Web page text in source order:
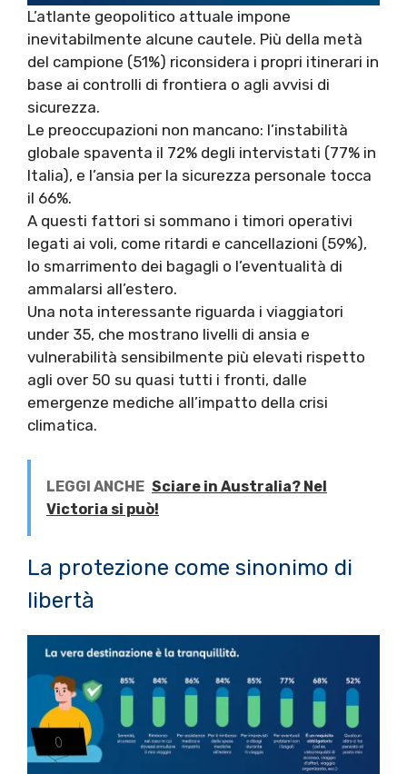
L’atlante geopolitico attuale impone
inevitabilmente alcune cautele. Più della metà
del campione (51%) riconsidera i propri itinerari in
base ai controlli di frontiera o agli avvisi di
sicurezza.
Le preoccupazioni non mancano: l’instabilità
globale spaventa il 72% degli intervistati (77% in
Italia), e l’ansia per la sicurezza personale tocca
il 66%.
A questi fattori si sommano i timori operativi
legati ai voli, come ritardi e cancellazioni (59%),
lo smarrimento dei bagagli o l’eventualità di
ammalarsi all’estero.
Una nota interessante riguarda i viaggiatori
under 35, che mostrano livelli di ansia e
vulnerabilità sensibilmente più elevati rispetto
agli over 50 su quasi tutti i fronti, dalle
emergenze mediche all’impatto della crisi
climatica.
LEGGI ANCHE Sciare in Australia? Nel
Victoria si può!
La protezione come sinonimo di
libertà